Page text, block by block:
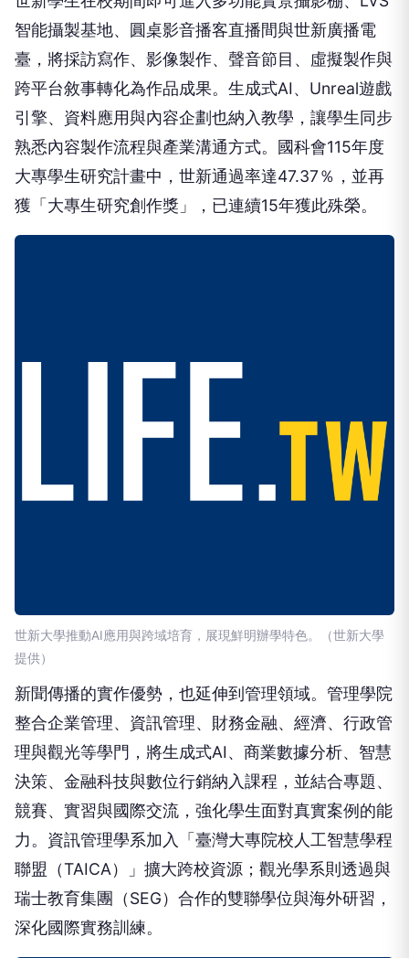
智能攝製基地、圓桌影音播客直播間與世新廣播電
臺，將採訪寫作、影像製作、聲音節目、虛擬製作與
跨平台敘事轉化為作品成果。生成式AI、Unreal遊戲
引擎、資料應用與內容企劃也納入教學，讓學生同步
熟悉內容製作流程與產業溝通方式。國科會115年度
大專學生研究計畫中，世新通過率達47.37％，並再
獲「大專生研究創作獎」，已連續15年獲此殊榮。
世新大學推動AI應用與跨域培育，展現鮮明辦學特色。（世新大學
提供）
新聞傳播的實作優勢，也延伸到管理領域。管理學院
整合企業管理、資訊管理、財務金融、經濟、行政管
理與觀光等學門，將生成式AI、商業數據分析、智慧
決策、金融科技與數位行銷納入課程，並結合專題、
競賽、實習與國際交流，強化學生面對真實案例的能
力。資訊管理學系加入「臺灣大專院校人工智慧學程
聯盟（TAICA）」擴大跨校資源；觀光學系則透過與
瑞士教育集團（SEG）合作的雙聯學位與海外研習，
深化國際實務訓練。